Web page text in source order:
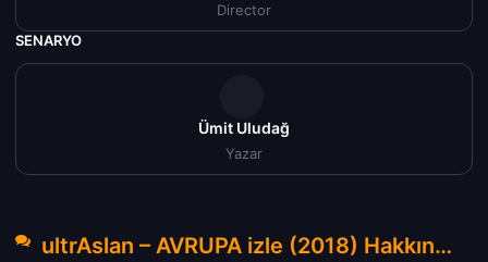
Director
SENARYO
Ümit Uludağ
Yazar
ultrAslan – AVRUPA izle (2018) Hakkında Yorumlar